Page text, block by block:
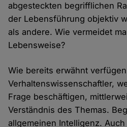
abgesteckten begrifflichen
der Lebensführung objektiv
als andere. Wie vermeidet
Lebensweise?
Wie bereits erwähnt
Verhaltenswissenschaftler,
Frage beschäftigen,
Verständnis des Themas.
allgemeinen Intelligenz.